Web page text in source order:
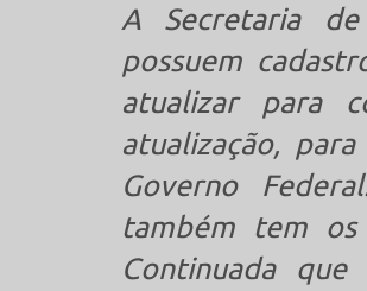
A Secretaria
possuem
atualizar para
atualização,
Governo
também tem os
Continuada